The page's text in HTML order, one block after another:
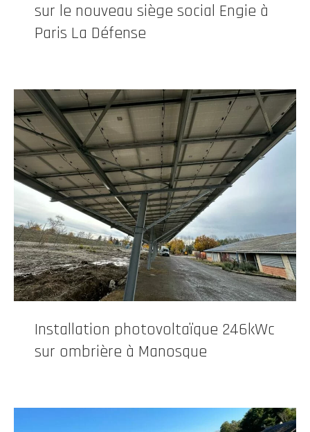
sur le nouveau siège social Engie à
Paris La Défense
Installation photovoltaïque 246kWc
sur ombrière à Manosque